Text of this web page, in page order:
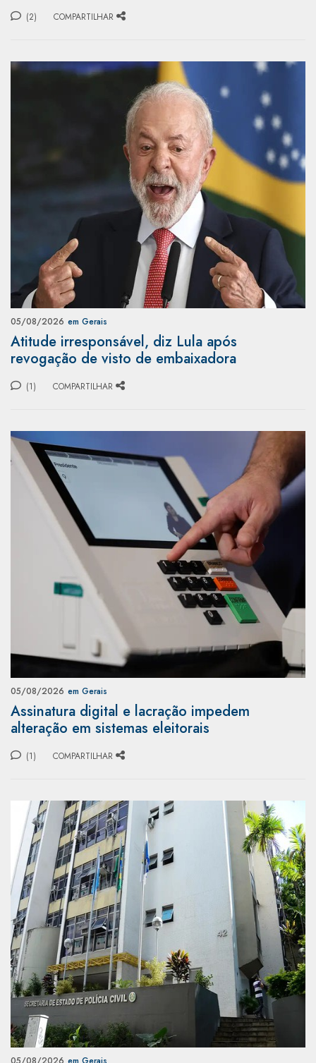
(2) COMPARTILHAR
05/08/2026 em Gerais
Atitude irresponsável, diz Lula após
revogação de visto de embaixadora
(1) COMPARTILHAR
05/08/2026 em Gerais
Assinatura digital e lacração impedem
alteração em sistemas eleitorais
(1) COMPARTILHAR